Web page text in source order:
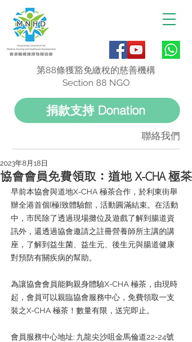
聯絡我們
捐款支持 Donation
第88條獲豁免繳稅的慈善機構
Section 88 NGO
協會會員免費領取：道地 X-CHA 極茶
2023年8月18日
早前本協會與道地X-CHA 極茶合作，於利東街舉
辦全港首個[極]致體驗館，活動圓滿結束。在活動
中，市民除了透過現場攤位及遊戲了解到腸道資
訊外，還透過協會邀請之註冊營養師所主講的講
座，了解到益生菌、益生元、後生元與腸道健康
對預防有關疾病的幫助。
為讓協會會員能夠親身體驗X-CHA 極茶，由現時
起，會員可以親臨協會服務中心，免費領取一支
裝之X-CHA 極茶！數量有限，送完即止。
會員服務中心地址: 九龍尖沙咀金馬倫道22-24號